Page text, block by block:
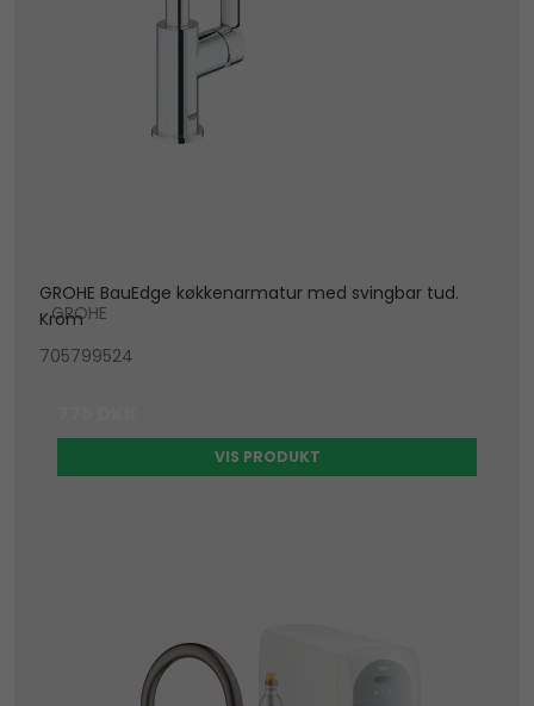
GROHE BauEdge køkkenarmatur med svingbar tud.
Krom
GROHE
705799524
VIS PRODUKT